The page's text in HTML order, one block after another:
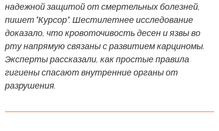
надежной защитой от смертельных болезней,
пишет "Курсор". Шестилетнее исследование
доказало, что кровоточивость десен и язвы во
рту напрямую связаны с развитием карциномы.
Эксперты рассказали, как простые правила
гигиены спасают внутренние органы от
разрушения.